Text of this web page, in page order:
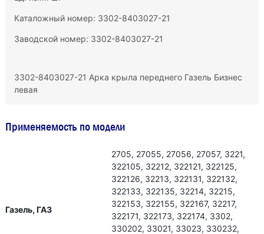
Каталожный номер: 3302-8403027-21
Заводской номер: 3302-8403027-21
3302-8403027-21 Арка крыла переднего Газель Бизнес
левая
Применяемость по модели
Газель, ГАЗ
2705, 27055, 27056, 27057, 3221,
322105, 32212, 322121, 322125,
322126, 32213, 322131, 322132,
322133, 322135, 32214, 32215,
322153, 322155, 322167, 32217,
322171, 322173, 322174, 3302,
330202, 33021, 33023, 330232,